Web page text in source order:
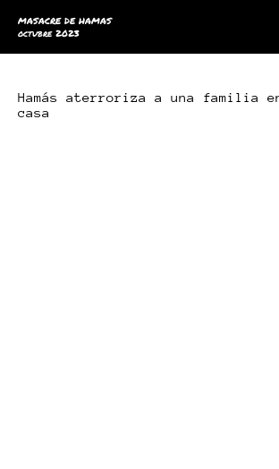
MASACRE DE HAMAS
octubre 2023
Hamás aterroriza a una familia
casa